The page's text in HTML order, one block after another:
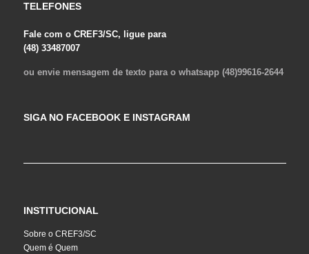
TELEFONES
Fale com o CREF3/SC, ligue para
(48) 33487007
ou envie mensagem de texto para o whatsapp (48)99616-2644
SIGA NO FACEBOOK E INSTAGRAM
INSTITUCIONAL
Sobre o CREF3/SC
Quem é Quem